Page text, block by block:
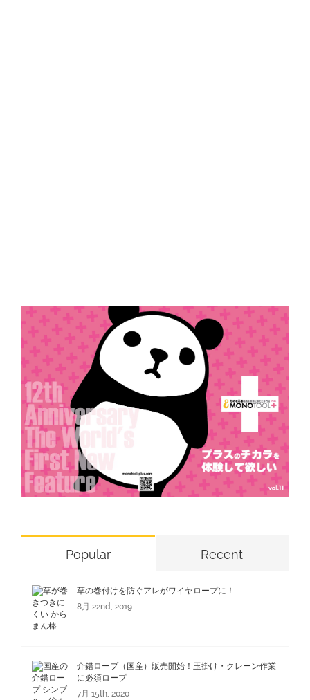
Popular Recent
草の巻付けを防ぐアレがワイヤロープに！
8月 22nd, 2019
介錯ロープ（国産）販売開始！玉掛け・クレーン作業
に必須ロープ
7月 15th, 2020